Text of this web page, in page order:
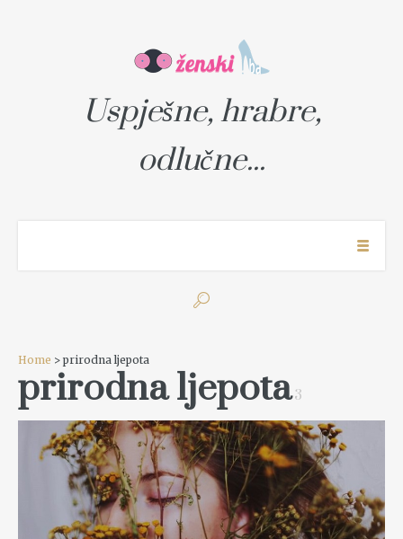
Uspješne, hrabre,
odlučne...
Home > prirodna ljepota
prirodna ljepota3
READ MORE